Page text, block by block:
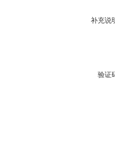
补充说
验证